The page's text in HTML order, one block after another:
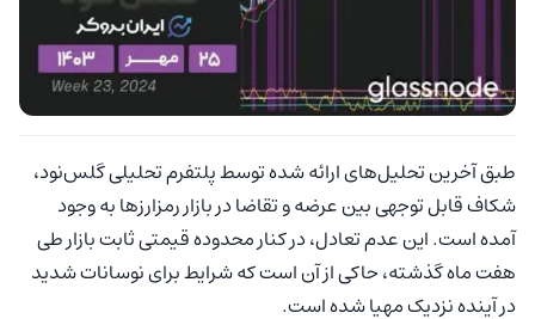
طبق آخرین تحلیل‌های ارائه شده توسط پلتفرم تحلیلی گلس‌نود،
شکاف قابل توجهی بین عرضه و تقاضا در بازار رمزارزها به وجود
آمده است. این عدم تعادل، در کنار محدوده قیمتی ثابت بازار طی
هفت ماه گذشته، حاکی از آن است که شرایط برای نوسانات شدید
در آینده نزدیک مهیا شده است.